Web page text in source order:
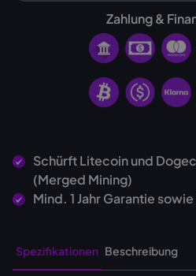
Zahlung &
Schürft Litecoin und
(Merged Mining)
Mind. 1 Jahr Garantie
Spezifikationen Beschreibung